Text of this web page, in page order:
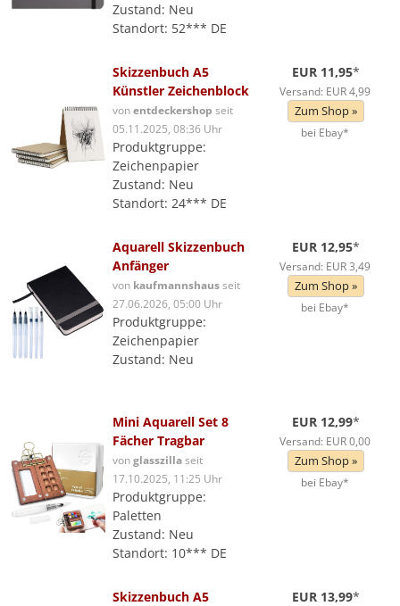
Zustand: Neu
Standort: 52*** DE
Skizzenbuch A5
Künstler Zeichenblock
vonentdeckershop seit
05.11.2025, 08:36 Uhr
Produktgruppe:
Zeichenpapier
Zustand: Neu
Standort: 24*** DE
EUR 11,95*
Versand: EUR 4,99
Zum Shop »
bei Ebay*
Aquarell Skizzenbuch
Anfänger
von kaufmannshausseit
27.06.2026, 05:00 Uhr
Produktgruppe:
Zeichenpapier
Zustand: Neu
EUR 12,95*
Versand: EUR 3,49
Zum Shop »
bei Ebay*
Mini Aquarell Set 8
Fächer Tragbar
vonglasszillaseit
17.10.2025, 11:25 Uhr
Produktgruppe:
Paletten
Zustand: Neu
Standort: 10*** DE
EUR 12,99*
Versand: EUR 0,00
Zum Shop »
bei Ebay*
Skizzenbuch A5
EUR 13,99*